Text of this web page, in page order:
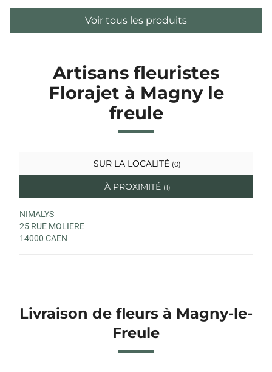
Voir tous les produits
Artisans fleuristes
Florajet à Magny le
freule
SUR LA LOCALITÉ (0)
À PROXIMITÉ (1)
NIMALYS
25 RUE MOLIERE
14000 CAEN
Livraison de fleurs à Magny-le-
Freule